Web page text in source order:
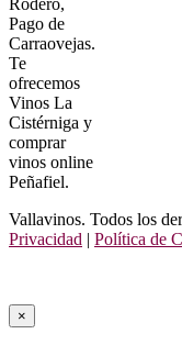
Rodero,
Pago de
Carraovejas.
Te
ofrecemos
Vinos La
Cistérniga y
comprar
vinos online
Peñafiel.
Vallavinos. Todos los
Privacidad | Política de
×